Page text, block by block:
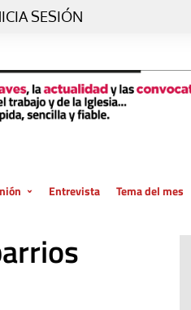
SESIÓN
De paso…
Entrevista Tema del mes